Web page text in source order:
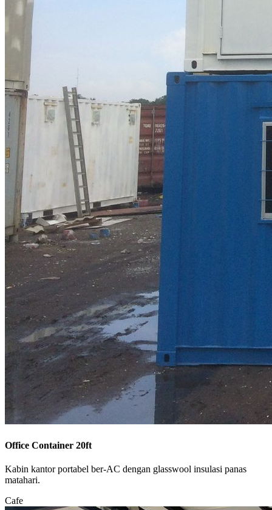
Office Container 20ft
Kabin kantor portabel ber-AC dengan glasswool insulasi panas
matahari.
Cafe